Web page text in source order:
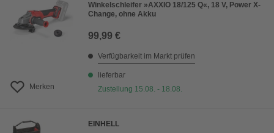
Merken
Winkelschleifer »AXXIO 18/125 Q«, 18 V, Power X-
Change, ohne Akku
99,99 €
Verfügbarkeit im Markt prüfen
lieferbar
Zustellung 15.08. - 18.08.
EINHELL